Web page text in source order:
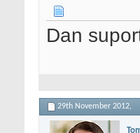
Dan
29th November 2012,